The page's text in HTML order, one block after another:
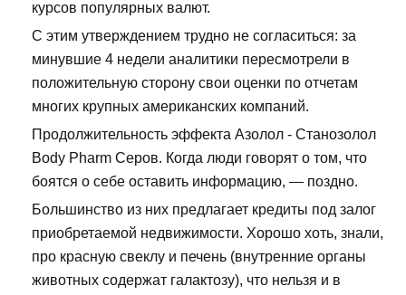
курсов популярных валют.
С этим утверждением трудно не согласиться: за
минувшие 4 недели аналитики пересмотрели в
положительную сторону свои оценки по отчетам
многих крупных американских компаний.
Продолжительность эффекта Азолол - Станозолол
Body Pharm Серов. Когда люди говорят о том, что
боятся о себе оставить информацию, — поздно.
Большинство из них предлагает кредиты под залог
приобретаемой недвижимости. Хорошо хоть, знали,
про красную свеклу и печень (внутренние органы
животных содержат галактозу), что нельзя и в